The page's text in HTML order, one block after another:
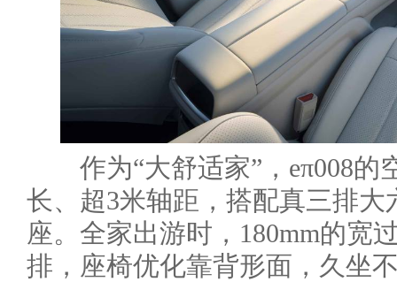
作为“大舒适家”，eπ008的
长、超3米轴距，搭配真三排
座。全家出游时，180mm的宽
排，座椅优化靠背形面，久坐